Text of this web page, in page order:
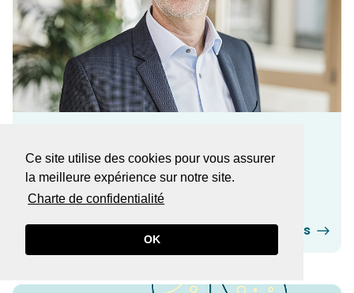
Ce site utilise des cookies pour vous assurer
la meilleure expérience sur notre site.
Charte de confidentialité​​​​​​​
OK
Les 40 ans de PAT BVG
En savoir plus